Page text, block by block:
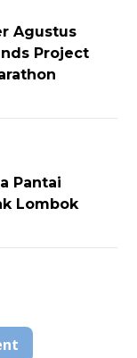
Agustus
Project
Pantai
Lombok